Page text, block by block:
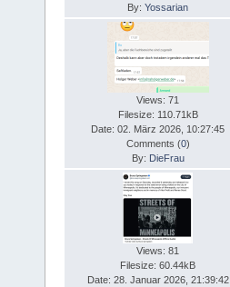
By: Yossarian
Views: 71
Filesize: 110.71kB
Date: 02. März 2026, 10:27:45
Comments (0)
By: DieFrau
Views: 81
Filesize: 60.44kB
Date: 28. Januar 2026, 21:39:42